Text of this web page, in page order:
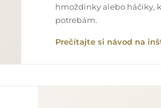
hmoždinky alebo háčiky,
potrebám.
Prečítajte si návod na